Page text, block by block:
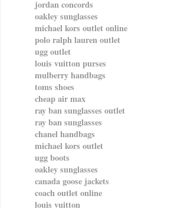
jordan concords
oakley sunglasses
michael kors outlet online
polo ralph lauren outlet
ugg outlet
louis vuitton purses
mulberry handbags
toms shoes
cheap air max
ray ban sunglasses outlet
ray ban sunglasses
chanel handbags
michael kors outlet
ugg boots
oakley sunglasses
canada goose jackets
coach outlet online
louis vuitton